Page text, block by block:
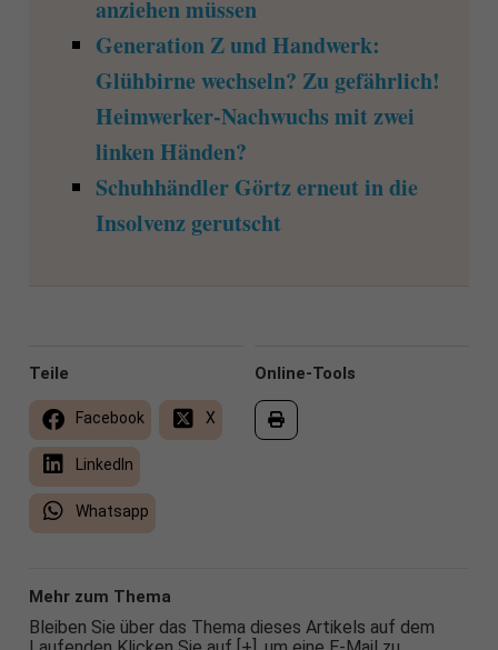
anziehen müssen
Generation Z und Handwerk:
Glühbirne wechseln? Zu gefährlich!
Heimwerker-Nachwuchs mit zwei
linken Händen?
Schuhhändler Görtz erneut in die
Insolvenz gerutscht
Online-Tools
Teile
Facebook X
LinkedIn
Whatsapp
Mehr zum Thema
Bleiben Sie über das Thema dieses Artikels auf dem